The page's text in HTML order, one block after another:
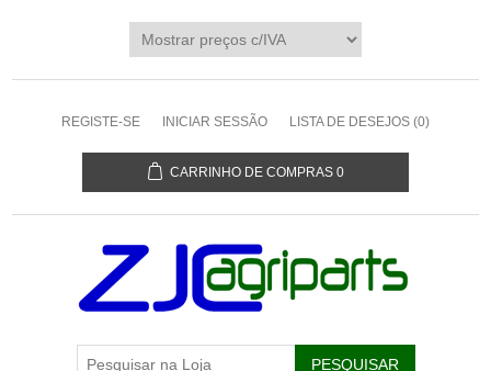
REGISTE-SE INICIAR SESSÃO LISTA DE DESEJOS (0)
CARRINHO DE COMPRAS 0